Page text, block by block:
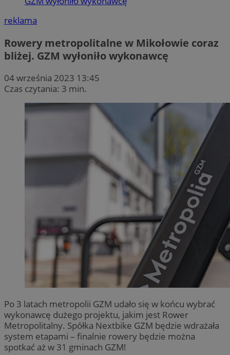
reklama
Rowery metropolitalne w Mikołowie coraz
bliżej. GZM wyłoniło wykonawcę
04 września 2023 13:45
Czas czytania: 3 min.
Po 3 latach metropolii GZM udało się w końcu wybrać
wykonawcę dużego projektu, jakim jest Rower
Metropolitalny. Spółka Nextbike GZM będzie wdrażała
system etapami – finalnie rowery będzie można
spotkać aż w 31 gminach GZM!